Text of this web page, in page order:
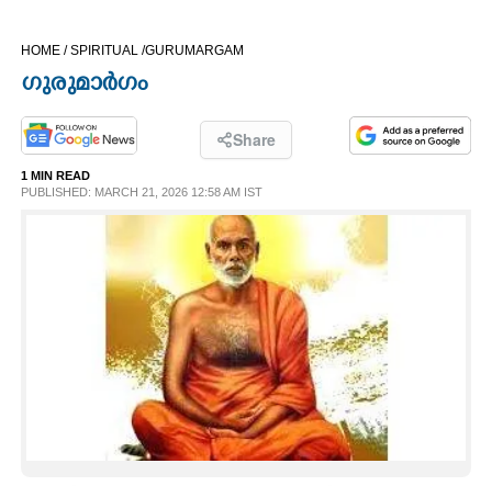
OPINION
PHOTOS
HOME /SPIRITUAL /GURUMARGAM
ഗുരുമാർഗം
Share
1 MIN READ
PUBLISHED: MARCH 21, 2026 12:58 AM IST